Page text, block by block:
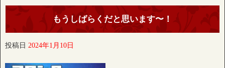
もうしばらくだと思います〜！
投稿日 2024年1月10日